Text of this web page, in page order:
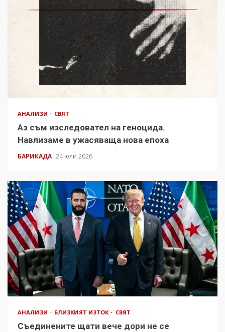
АНАЛИЗИ СВЯТ
Аз съм изследовател на геноцида.
Навлизаме в ужасяваща нова епоха
БАРИКАДА 24 юли 2026
АНАЛИЗИ БЛИЗКИЯТ ИЗТОК СВЯТ
Съединените щати вече дори не се